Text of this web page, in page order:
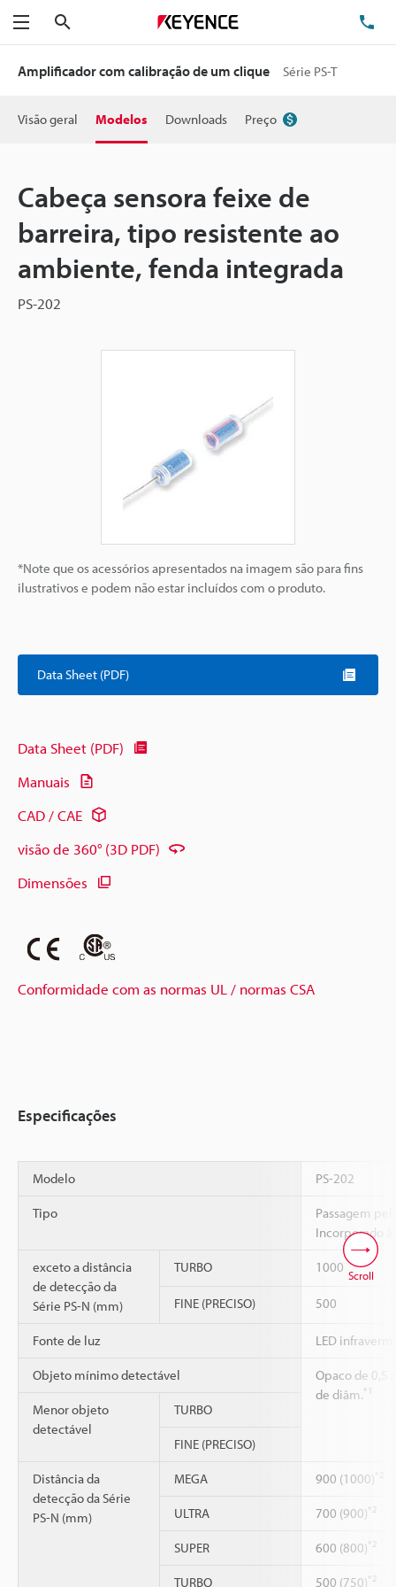
Menu
Amplificador com calibração de um clique Série PS-T
Visão geral Modelos Downloads Preço
Cabeça sensora feixe de
barreira, tipo resistente ao
ambiente, fenda integrada
PS-202
*Note que os acessórios apresentados na imagem são para fins
ilustrativos e podem não estar incluídos com o produto.
Data Sheet (PDF)
Data Sheet (PDF)
Manuais
CAD / CAE
visão de 360° (3D PDF)
Dimensões
Conformidade com as normas UL / normas CSA
Especificações
Modelo PS-202
Tipo
Passagem
Incorporado
exceto a distância
de detecção da
Série PS-N (mm)
TURBO 1000
FINE (PRECISO) 500
Fonte de luz LED
Objeto mínimo detectável
Opaco de 0,5
de diâm.*1
Menor objeto
detectável
TURBO
FINE (PRECISO)
Distância da
detecção da Série
PS-N (mm)
MEGA 900 (1000)
ULTRA 700 (900) *2
SUPER 600 (800) *2
TURBO 500 (750) *2
Scroll